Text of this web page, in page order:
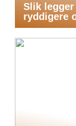
Slik
ryddigere